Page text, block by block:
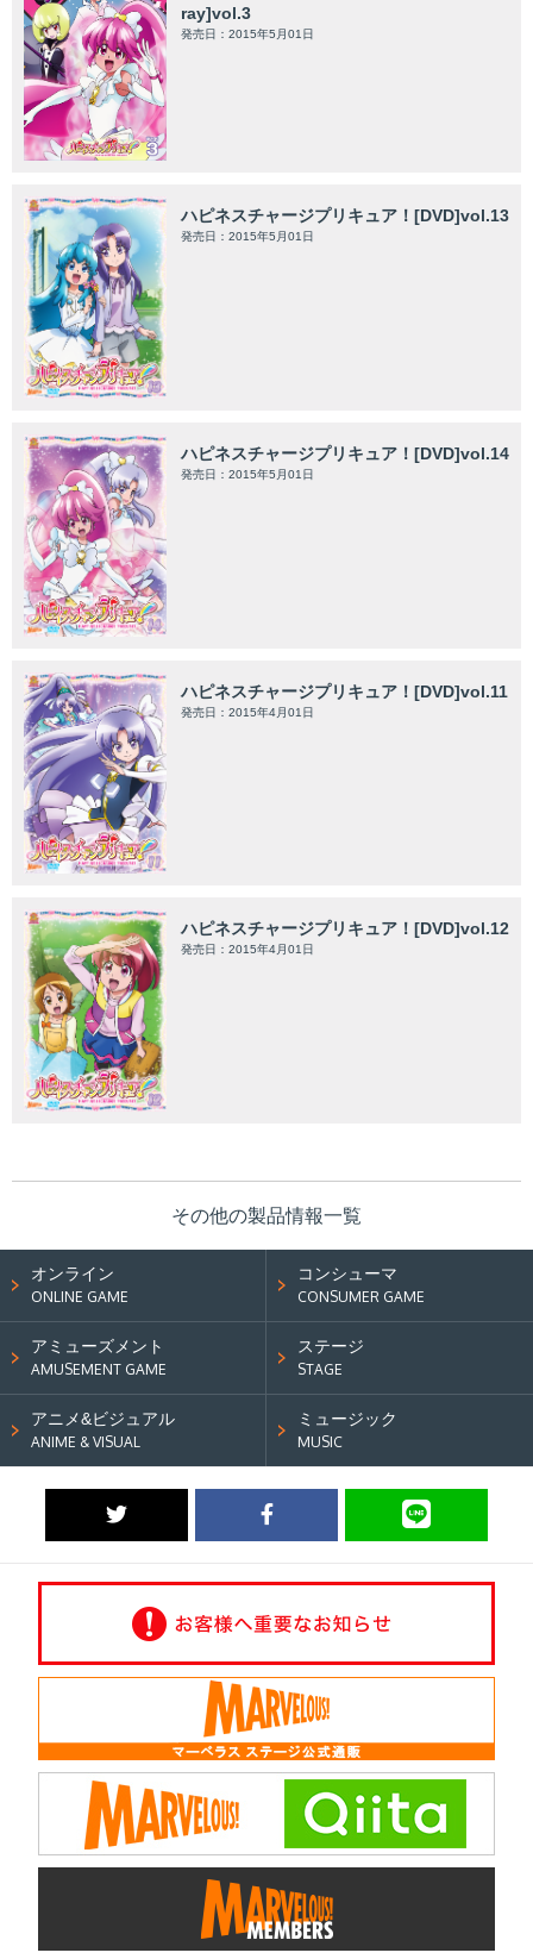
ray]vol.3
発売日：2015年5月01日
ハピネスチャージプリキュア！[DVD]vol.13
発売日：2015年5月01日
ハピネスチャージプリキュア！[DVD]vol.14
発売日：2015年5月01日
ハピネスチャージプリキュア！[DVD]vol.11
発売日：2015年4月01日
ハピネスチャージプリキュア！[DVD]vol.12
発売日：2015年4月01日
その他の製品情報一覧
オンライン
ONLINE GAME
コンシューマ
CONSUMER GAME
アミューズメント
AMUSEMENT GAME
ステージ
STAGE
アニメ&ビジュアル
ANIME & VISUAL
ミュージック
MUSIC